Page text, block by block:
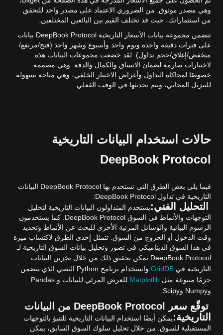
وهي مصدر موثوق. من الضروري الاعتماد على مصدر واحد للتحقق
من استثماراتك، حيث قد تختلف القيم بين البائعين المختلفين.
تتضمن مجموعة بيانات الأسعار التاريخية DeepBook Protocol بيانات
على فترات دقيقة واحدة ويوم واحد وأسبوع وشهر واحد (فتح/مرتفع/
منخفض/إغلاق/حجم تداول). لقد خضعت مجموعات البيانات هذه
لاختبارات صارمة لضمان الاتساق والكمال والدقة. وهي مصممة
خصوصًا لمحاكاة التداول وأغراض الاختبار الخلفي، وهي متاحة بسهولة
للتنزيل المجاني، ويتم تحديثها في الوقت الفعلي.
حالات استخدام البيانات التاريخية
DeepBook Protocol
فيما يلي بعض الطرق التي تستخدم بها DeepBook Protocol البيانات
التاريخية في تداول DeepBook Protocol:
التحليل الفني:يستخدم المتداولون البيانات التاريخية لتحليل
التوجهات والأنماط في السوق DeepBook Protocol. كما يستخدمون
الرسوم البيانية والوسائل المرئية الأخرى للبحث عن الأنماط وتحديد
وقت الدخول أو الخروج من السوق. تتمثل إحدى الطرق لاكتساب ميزة
في هذا السوق الديناميكي في تصور وتحليل بيانات السوق التاريخية لـ
DeepBook Protocol. يمكن تحقيق ذلك من خلال تخزين البيانات
التاريخية في GridDB
واستخدام برنامج Python النصي الذي يتضمن
حزمًا متنوعة مثل Matplotlib
للعرض المرئي للبيانات و Pandas
وNumpy وScipy.
توقّع سعر DeepBook Protocol من البيانات
التاريخية:يمكن أيضًا استخدام البيانات التاريخية للتنبؤ بالتوجهات
المستقبلية للسوق. من خلال تحليل سلوك السوق السابق، يمكن